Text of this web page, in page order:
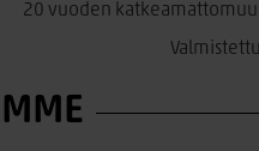
20 vuoden